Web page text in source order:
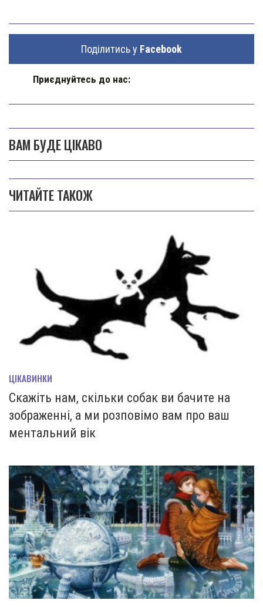
Поділитись у Facebook
Приєднуйтесь до нас:
ВАМ БУДЕ ЦІКАВО
ЧИТАЙТЕ ТАКОЖ
ЦІКАВИНКИ
Скажіть нам, скільки собак ви бачите на
зображенні, а ми розповімо вам про ваш
ментальний вік